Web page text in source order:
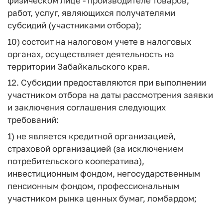
работ, услуг, являющихся получателями
субсидий (участниками отбора);
10) состоит на налоговом учете в налоговых
органах, осуществляет деятельность на
территории Забайкальского края.
12. Субсидии предоставляются при выполнении
участником отбора на даты рассмотрения заявки
и заключения соглашения следующих
требований:
1) не является кредитной организацией,
страховой организацией (за исключением
потребительского кооператива),
инвестиционным фондом, негосударственным
пенсионным фондом, профессиональным
участником рынка ценных бумаг, ломбардом;